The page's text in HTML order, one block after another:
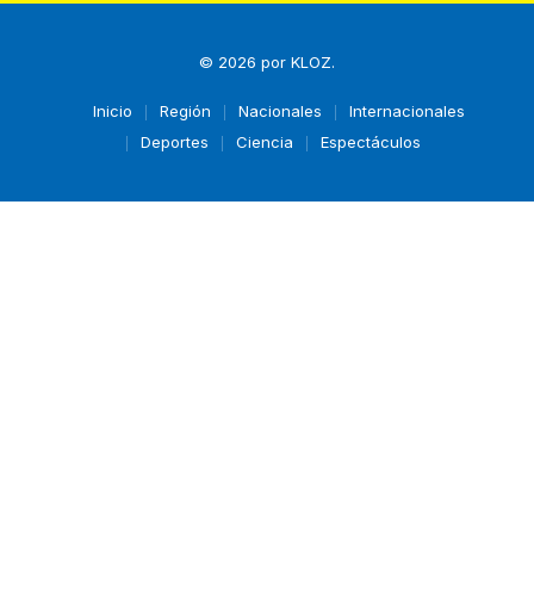
© 2026 por KLOZ.
Inicio Región Nacionales
Internacionales
Deportes
Ciencia Espectáculos